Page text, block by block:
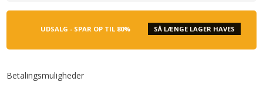
UDSALG - SPAR OP TIL 80% SÅ LÆNGE LAGER HAVES
Betalingsmuligheder